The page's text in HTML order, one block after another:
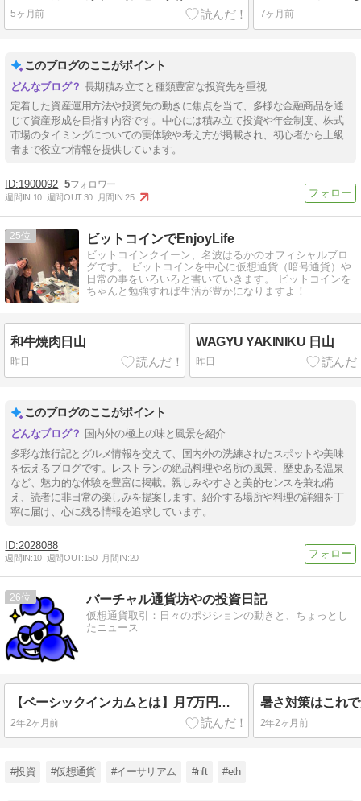
5ヶ月前 7ヶ月前
このブログのここがポイント
長期積み立てと種類豊富な投資先を重視
定着した資産運用方法や投資先の動きに焦点を当て、多様な金融商品を通
じて資産形成を目指す内容です。中心には積み立て投資や年金制度、株式
市場のタイミングについての実体験や考え方が掲載され、初心者から上級
者まで役立つ情報を提供しています。
1900092 5
週間IN:10 週間OUT:30 月間IN:25
25 ビットコインでEnjoyLife
ビットコインクイーン、名波はるかのオフィシャルブロ
グです。 ビットコインを中心に仮想通貨（暗号通貨）や
日常の事をいろいろと書いていきます。 ビットコインを
ちゃんと勉強すれば生活が豊かになりますよ！
和牛焼肉日山
昨日
WAGYU YAKINIKU 日山
昨日
このブログのここがポイント
国内外の極上の味と風景を紹介
多彩な旅行記とグルメ情報を交えて、国内外の洗練されたスポットや美味
を伝えるブログです。レストランの絶品料理や名所の風景、歴史ある温泉
など、魅力的な体験を豊富に掲載。親しみやすさと美的センスを兼ね備
え、読者に非日常の楽しみを提案します。紹介する場所や料理の詳細を丁
寧に届け、心に残る情報を追求しています。
2028088
週間IN:10 週間OUT:150 月間IN:20
26 バーチャル通貨坊やの投資日記
仮想通貨取引：日々のポジションの動きと、ちょっとし
たニュース
【ベーシックインカムとは】月7万円の”無条件給付”で日本の未来が変わる
2年2ヶ月前 2年2ヶ月前
#投資 #仮想通貨 #イーサリアム #nft #eth